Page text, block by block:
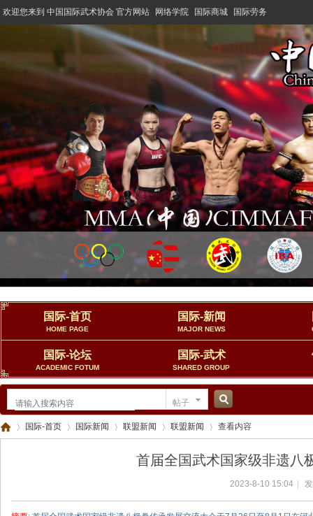
欢迎您来到 中国国际武术协会 官方网站 网络学院 国际商城 国际劳务
国际-首页
HOME PAGE
国际-新闻
MAJOR NEWS
国际-论坛
ACADEMIC FOTUM
国际-武术
SHARED GROUP
帖子
搜
国际-首页 国际新闻 联盟新闻 联盟新闻 查看内容
首届全国武术国家级非遗八
2023-8-10 15:04